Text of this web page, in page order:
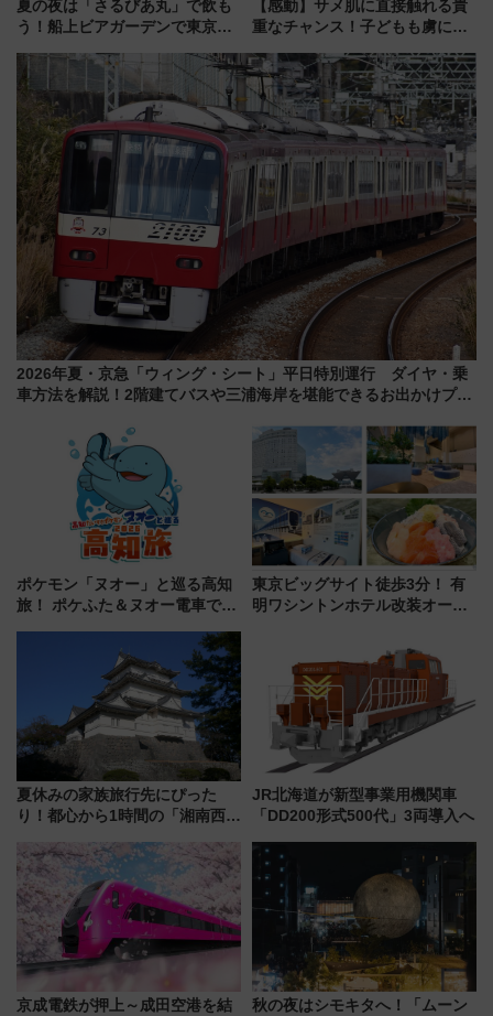
夏の夜は「さるびあ丸」で飲も
う！船上ビアガーデンで東京湾
杯……工場直送生ビールや島グ
ルメが美味い
【感動】サメ肌に直接触れる貴
重なチャンス！子どもも虜にな
メのタッチングプール」【夏休
み限定企画】
2026年夏・京急「ウィング・シート」平日特別運行 ダイヤ・乗
車方法を解説！2階建てバスや三浦海岸を堪能できるお出かけプラ
ポケモン「ヌオー」と巡る高知
旅！ ポケふた＆ヌオー電車で楽
路の絶景と絶品グルメを満喫！
（7月18日スタート）
東京ビッグサイト徒歩3分！ 有
明ワシントンホテル改装オープ
客室」や海鮮丼が人気の朝食ビ
ュッフェを現地レポ
夏休みの家族旅行先にぴった
り！都心から1時間の「湘南西エ
島とは異なる魅力を持つ今夏の
注目スポット
JR北海道が新型事業用機関車
「DD200形式500代」3両導入へ
京成電鉄が押上～成田空港を結
秋の夜はシモキタへ！「ムーン